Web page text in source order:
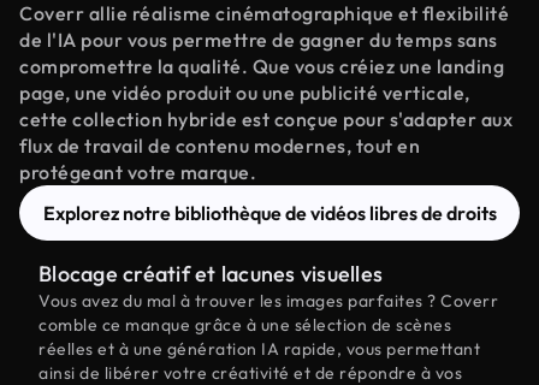
Coverr allie réalisme cinématographique et flexibilité
de l'IA pour vous permettre de gagner du temps sans
compromettre la qualité. Que vous créiez une landing
page, une vidéo produit ou une publicité verticale,
cette collection hybride est conçue pour s'adapter aux
flux de travail de contenu modernes, tout en
protégeant votre marque.
Explorez notre bibliothèque de vidéos libres de droits
Blocage créatif et lacunes visuelles
Vous avez du mal à trouver les images parfaites ? Coverr
comble ce manque grâce à une sélection de scènes
réelles et à une génération IA rapide, vous permettant
ainsi de libérer votre créativité et de répondre à vos